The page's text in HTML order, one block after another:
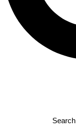
Search